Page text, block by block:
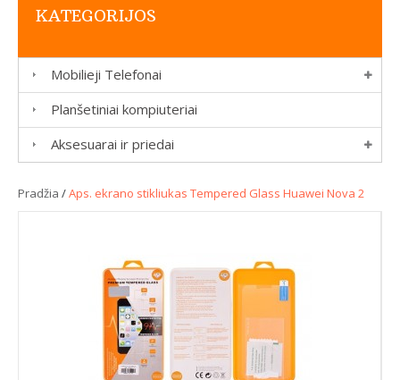
KATEGORIJOS
Mobilieji Telefonai
Planšetiniai kompiuteriai
Aksesuarai ir priedai
Pradžia /Aps. ekrano stikliukas Tempered Glass Huawei Nova 2